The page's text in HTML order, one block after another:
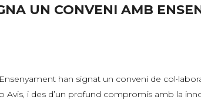
UN CONVENI AMB
han signat un conveni de
Avis, i des d’un profund compromís amb la